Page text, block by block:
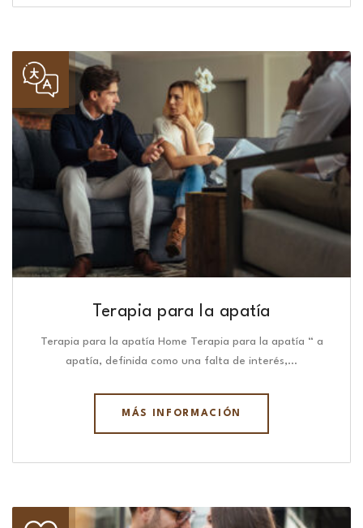
Terapia para la apatía
Terapia para la apatía Home Terapia para la apatía “ a
apatía, definida como una falta de interés,…
MÁS INFORMACIÓN